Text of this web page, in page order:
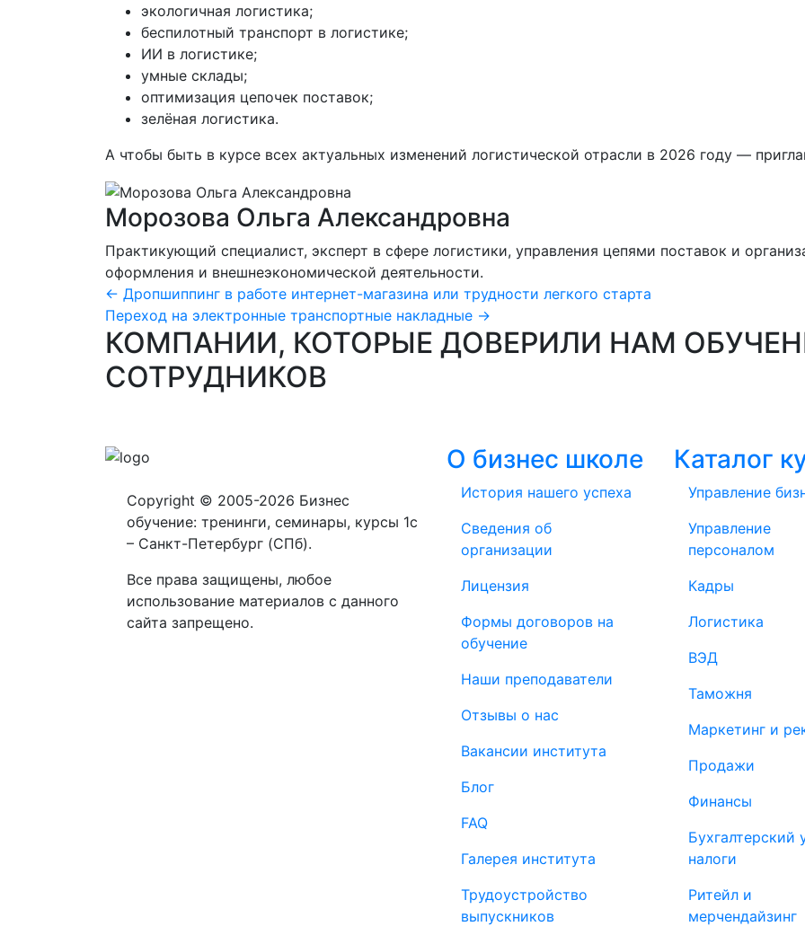
экологичная логистика;
беспилотный транспорт в логистике;
ИИ в логистике;
умные склады;
оптимизация цепочек поставок;
зелёная логистика.
А чтобы быть в курсе всех актуальных изменений логистической отрасли в 2026 году —
Морозова Ольга Александровна
Практикующий специалист, эксперт в сфере логистики, управления цепями поставок и
оформления и внешнеэкономической деятельности.
← Дропшиппинг в работе интернет-магазина или трудности легкого старта
Переход на электронные транспортные накладные →
КОМПАНИИ, КОТОРЫЕ ДОВЕРИЛИ НАМ
СОТРУДНИКОВ
Copyright © 2005-2026 Бизнес
обучение: тренинги, семинары, курсы 1с
– Санкт-Петербург (СПб).
Все права защищены, любое
использование материалов с данного
сайта запрещено.
О бизнес школе
История нашего успеха
Cведения об
организации
Лицензия
Формы договоров на
обучение
Наши преподаватели
Отзывы о нас
Вакансии института
Блог
FAQ
Галерея института
Трудоустройство
выпускников
Каталог
Управление
Управление
персоналом
Кадры
Логистика
ВЭД
Таможня
Маркетинг и
Продажи
Финансы
Бухгалтерский
налоги
Ритейл и
мерчендайзинг